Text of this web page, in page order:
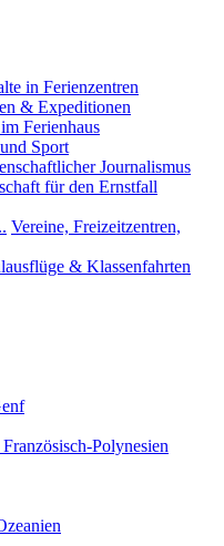
in Ferienzentren
& Expeditionen
Ferienhaus
Sport
Journalismus
für den Ernstfall
Vereine, Freizeitzentren,
& Klassenfahrten
Polynesien